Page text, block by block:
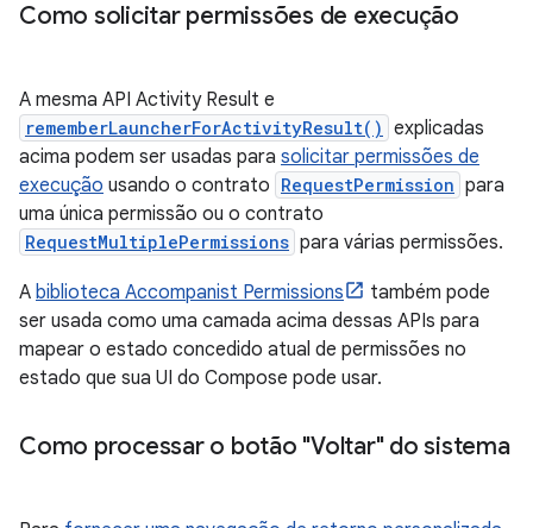
Como solicitar permissões de execução
A mesma API Activity Result e
rememberLauncherForActivityResult() explicadas
acima podem ser usadas para solicitar permissões de
execução usando o contrato RequestPermission para
uma única permissão ou o contrato
RequestMultiplePermissions para várias permissões.
A biblioteca Accompanist Permissions
também pode
ser usada como uma camada acima dessas APIs para
mapear o estado concedido atual de permissões no
estado que sua UI do Compose pode usar.
Como processar o botão "Voltar" do sistema